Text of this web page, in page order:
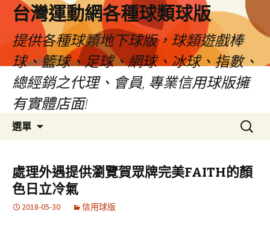
台灣運動網各種球類球版
提供各種球類地下球版，球類遊戲棒
球、籃球、足球、網球、冰球、指數、
總經銷之代理、會員, 專業信用球版擁
有實體店面!
選單
容
區
搜
尋
鍵
字:
處理外遇提供瀏覽賀眾牌完美FAITH的顏
色日立冷氣
2018-05-30 信用球版